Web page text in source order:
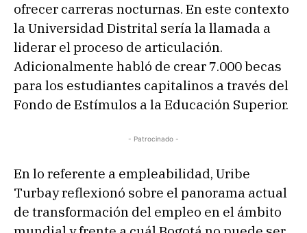
ofrecer carreras nocturnas. En este contexto
la Universidad Distrital sería la llamada a
liderar el proceso de articulación.
Adicionalmente habló de crear 7.000 becas
para los estudiantes capitalinos a través del
Fondo de Estímulos a la Educación Superior.
- Patrocinado -
En lo referente a empleabilidad, Uribe
Turbay reflexionó sobre el panorama actual
de transformación del empleo en el ámbito